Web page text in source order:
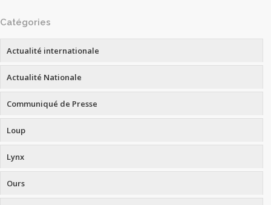
Catégories
Actualité internationale
Actualité Nationale
Communiqué de Presse
Loup
Lynx
Ours